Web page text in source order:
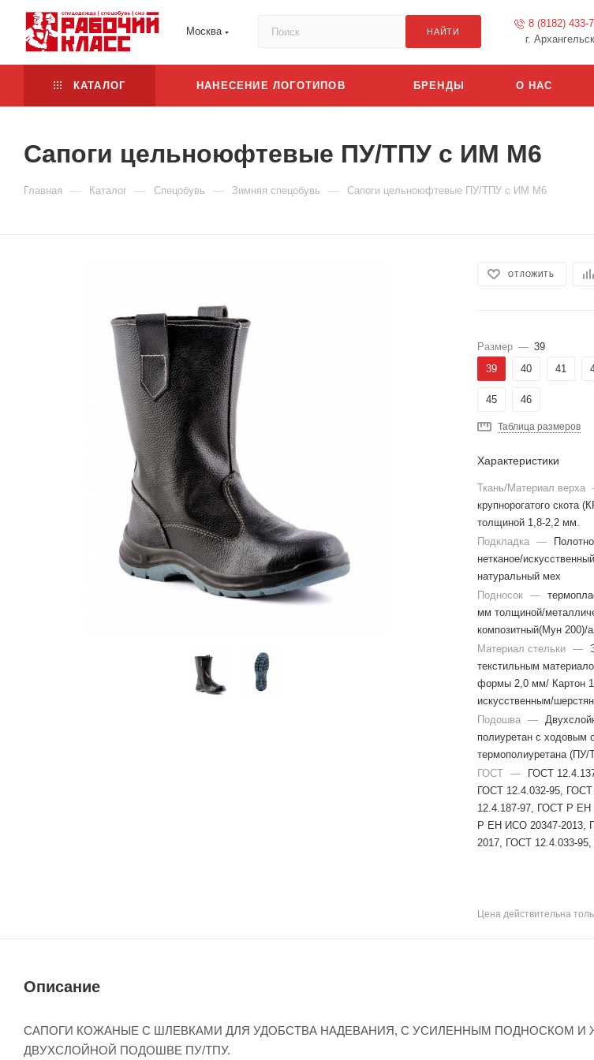
Москва НАЙТИ
8 (8182) 433-
г. Архангельск
КАТАЛОГ НАНЕСЕНИЕ ЛОГОТИПОВ БРЕНДЫ О НАС
Сапоги цельноюфтевые ПУ/ТПУ с ИМ М6
Главная — Каталог — Спецобувь — Зимняя спецобувь — Сапоги цельноюфтевые ПУ/ТПУ с ИМ М6
ОТЛОЖИТЬ
Размер — 39
39
40 41
45 46
Таблица размеров
Характеристики
Ткань/Материал верха
крупнорогатого скота
толщиной 1,8-2,2 мм.
Подкладка
—
нетканое/
натуральный мех
Подносок
—
мм толщиной/
композитный(Мун
Материал стельки
—
текстильным
формы 2,0 мм/ Картон
искусственным/
Подошва
—
полиуретан с ходовым
термополиуретана (ПУ/
ГОСТ
—
ГОСТ
ГОСТ 12.4.032-95,
12.4.187-97, ГОСТ Р
Р ЕН ИСО 20347-2013,
2017, ГОСТ 12.4.033-
Цена действительна
Описание
САПОГИ КОЖАНЫЕ С ШЛЕВКАМИ ДЛЯ УДОБСТВА НАДЕВАНИЯ, С УСИЛЕННЫМ ПОДНОСКОМ И
ДВУХСЛОЙНОЙ ПОДОШВЕ ПУ/ТПУ.